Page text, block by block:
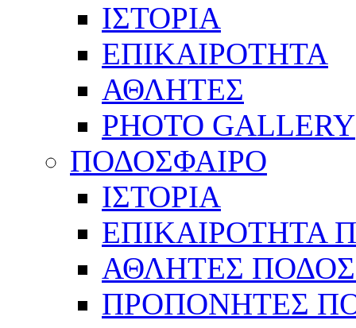
ΙΣΤΟΡΙΑ
ΕΠΙΚΑΙΡΟΤΗΤΑ
ΑΘΛΗΤΕΣ
PHOTO GALLERY
ΠΟΔΟΣΦΑΙΡΟ
ΙΣΤΟΡΙΑ
ΕΠΙΚΑΙΡΟΤΗΤΑ
ΑΘΛΗΤΕΣ
ΠΡΟΠΟΝΗΤΕΣ